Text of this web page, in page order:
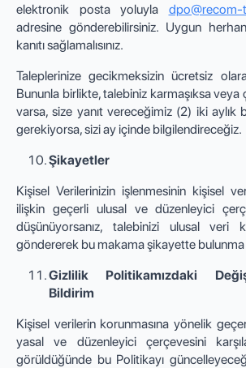
elektronik posta yoluyla dpo@recom-
adresine gönderebilirsiniz. Uygun
kanıtı sağlamalısınız.
Taleplerinize gecikmeksizin ücretsiz
Bununla birlikte, talebiniz karmaşıksa veya
varsa, size yanıt vereceğimiz (2) iki aylık
gerekiyorsa, sizi ay içinde bilgilendireceğiz.
Şikayetler
Kişisel Verilerinizin işlenmesinin kişisel
ilişkin geçerli ulusal ve düzenleyici
düşünüyorsanız, talebinizi ulusal veri
göndererek bu makama şikayette bulunma
Gizlilik Politikamızdaki
Bildirim
Kişisel verilerin korunmasına yönelik
yasal ve düzenleyici çerçevesini
görüldüğünde bu Politikayı